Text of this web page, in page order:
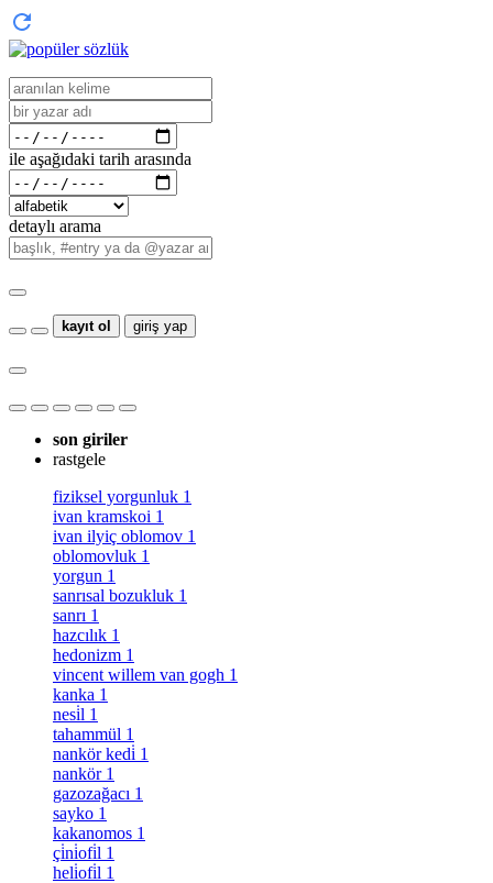
ile aşağıdaki tarih arasında
detaylı arama
kayıt ol giriş yap
son giriler
rastgele
fiziksel yorgunluk 1
ivan kramskoi 1
ivan ilyiç oblomov 1
oblomovluk 1
yorgun 1
sanrısal bozukluk 1
sanrı 1
hazcılık 1
hedonizm 1
vincent willem van gogh 1
kanka 1
nesi̇l 1
tahammül 1
nankör kedi̇ 1
nankör 1
gazozağacı 1
sayko 1
kakanomos 1
çi̇ni̇ofi̇l 1
heli̇ofi̇l 1